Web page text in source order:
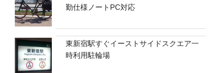
勤仕様ノートPC対応
東新宿駅すぐイーストサイドスクエア一
時利用駐輪場